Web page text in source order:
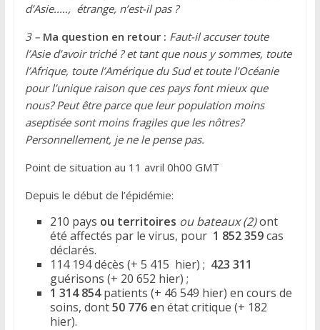
d’Asie..…, étrange, n’est-il pas ?
3 –Ma question en retour : Faut-il accuser toute
l’Asie d’avoir triché ? et tant que nous y sommes, toute
l’Afrique, toute l’Amérique du Sud et toute l’Océanie
pour l’unique raison que ces pays font mieux que
nous? Peut être parce que leur population moins
aseptisée sont moins fragiles que les nôtres?
Personnellement, je ne le pense pas.
Point de situation au 11 avril 0h00 GMT
Depuis le début de l’épidémie:
210 pays ou territoires ou bateaux (2)ont
été affectés par le virus, pour 1 852 359cas
déclarés.
114 194 décès (+ 5 415 hier) ; 423 311
guérisons (+ 20 652 hier) ;
1 314 854patients (+ 46 549 hier) en cours de
soins, dont50 776 en état critique (+ 182
hier).